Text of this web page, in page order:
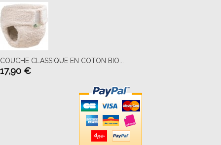
COUCHE CLASSIQUE EN COTON BIO...
17,90 €